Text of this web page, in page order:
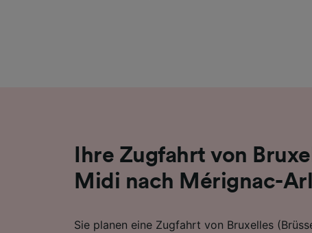
Ihre Zugfahrt von
Midi nach Mérignac-
Sie planen eine Zugfahrt von Bruxelles